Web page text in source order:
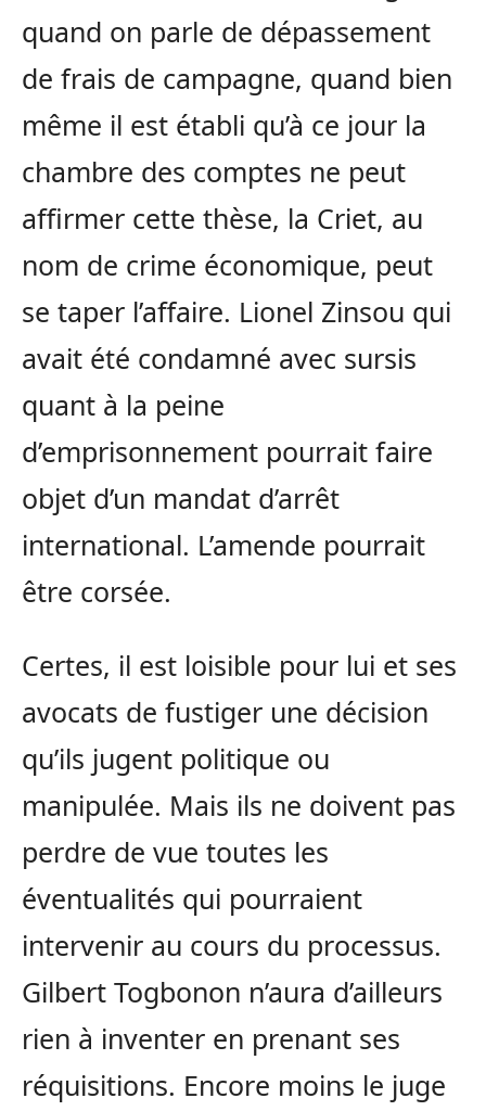
quand on parle de dépassement
de frais de campagne, quand bien
même il est établi qu’à ce jour la
chambre des comptes ne peut
affirmer cette thèse, la Criet, au
nom de crime économique, peut
se taper l’affaire. Lionel Zinsou qui
avait été condamné avec sursis
quant à la peine
d’emprisonnement pourrait faire
objet d’un mandat d’arrêt
international. L’amende pourrait
être corsée.
Certes, il est loisible pour lui et ses
avocats de fustiger une décision
qu’ils jugent politique ou
manipulée. Mais ils ne doivent pas
perdre de vue toutes les
éventualités qui pourraient
intervenir au cours du processus.
Gilbert Togbonon n’aura d’ailleurs
rien à inventer en prenant ses
réquisitions. Encore moins le juge